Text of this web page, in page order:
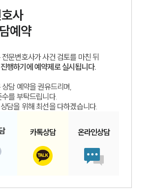
사
예약
문변호사가 사건 검토를 마친 뒤
행하기에 예약제로 실시됩니다.
담 예약을 권유드리며,
를 부탁드립니다.
담을 위해 최선을 다하겠습니다.
카톡상담 온라인상담